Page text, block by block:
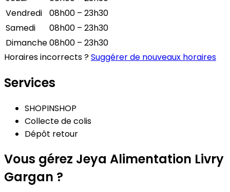
Vendredi
08h00 – 23h30
Samedi
08h00 – 23h30
Dimanche08h00 – 23h30
Horaires incorrects ?Suggérer de nouveaux horaires
Services
SHOPINSHOP
Collecte de colis
Dépôt retour
Vous gérez Jeya Alimentation Livry
Gargan ?